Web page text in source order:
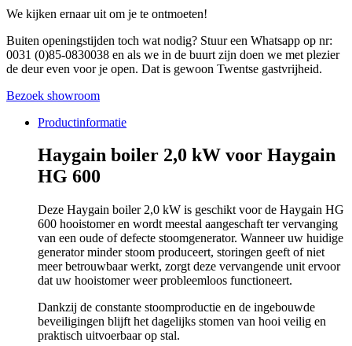
We kijken ernaar uit om je te ontmoeten!
Buiten openingstijden toch wat nodig? Stuur een Whatsapp op nr:
0031 (0)85-0830038 en als we in de buurt zijn doen we met plezier
de deur even voor je open. Dat is gewoon Twentse gastvrijheid.
Bezoek showroom
Productinformatie
Haygain boiler 2,0 kW voor Haygain
HG 600
Deze Haygain boiler 2,0 kW is geschikt voor de Haygain HG
600 hooistomer en wordt meestal aangeschaft ter vervanging
van een oude of defecte stoomgenerator. Wanneer uw huidige
generator minder stoom produceert, storingen geeft of niet
meer betrouwbaar werkt, zorgt deze vervangende unit ervoor
dat uw hooistomer weer probleemloos functioneert.
Dankzij de constante stoomproductie en de ingebouwde
beveiligingen blijft het dagelijks stomen van hooi veilig en
praktisch uitvoerbaar op stal.